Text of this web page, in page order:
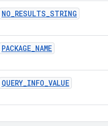
NO_RESULTS_STRING
PACKAGE_NAME
QUERY_INFO_VALUE